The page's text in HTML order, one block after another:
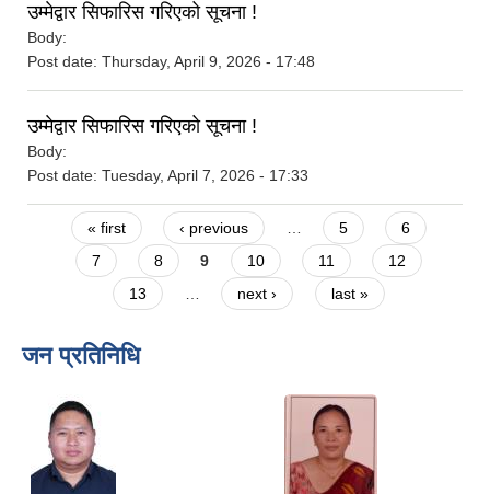
उम्मेद्वार सिफारिस गरिएको सूचना !
Body:
Post date: Thursday, April 9, 2026 - 17:48
उम्मेद्वार सिफारिस गरिएको सूचना !
Body:
Post date: Tuesday, April 7, 2026 - 17:33
Pages
« first ‹ previous … 5
6
7
8 9 10 11
12
13
… next › last »
जन प्रतिनिधि